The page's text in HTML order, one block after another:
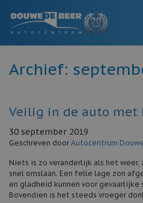
Archief:
Veilig in de auto met
30 september 2019
Geschreven doorAutocentrum
Niets is zo veranderlijk als het
snel omslaan. Een felle lage zon
en gladheid kunnen voor
Bovendien is het steeds vroeger